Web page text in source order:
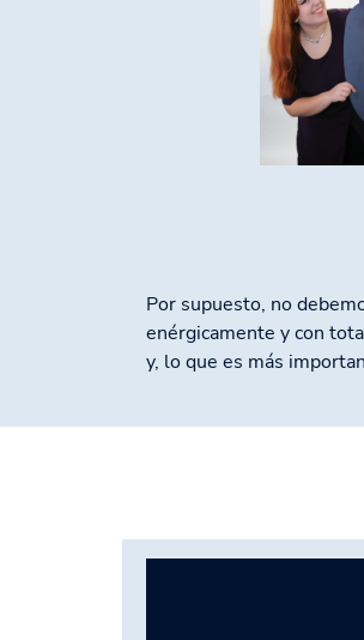
Por supuesto, no
enérgicamente y con
y, lo que es más